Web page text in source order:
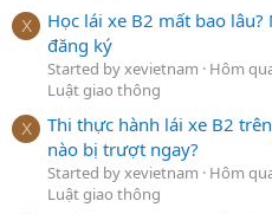
X
Học lái xe B2 mất bao
đăng ký
Started by xevietnam Hôm
Luật giao thông
X
Thi thực hành lái xe B2
nào bị trượt ngay?
Started by xevietnam Hôm
Luật giao thông